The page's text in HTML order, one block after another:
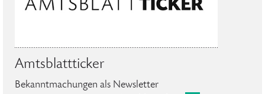
Amtsblattticker
Bekanntmachungen als Newsletter